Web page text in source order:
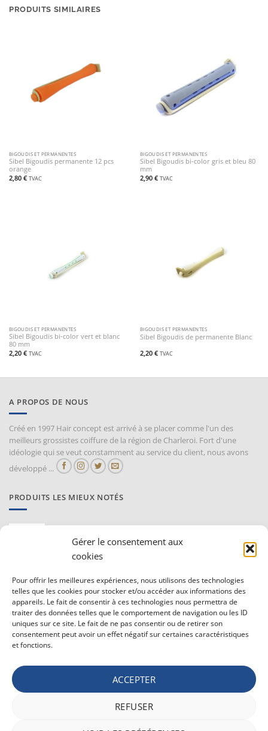
Gérer le consentement aux
cookies
Pour offrir les meilleures expériences, nous utilisons des technologies
telles que les cookies pour stocker et/ou accéder aux informations des
appareils. Le fait de consentir à ces technologies nous permettra de
traiter des données telles que le comportement de navigation ou les ID
uniques sur ce site. Le fait de ne pas consentir ou de retirer son
consentement peut avoir un effet négatif sur certaines caractéristiques
et fonctions.
ACCEPTER
REFUSER
PRODUITS SIMILAIRES
BIGOUDIS ET PERMANENTES
Sibel Bigoudis permanente 12 pcs
orange
2,80 € TVAC
BIGOUDIS ET PERMANENTES
Sibel Bigoudis bi-color gris et bleu 80
mm
2,90 € TVAC
BIGOUDIS ET PERMANENTES
Sibel Bigoudis bi-color vert et blanc
80 mm
2,20 € TVAC
BIGOUDIS ET PERMANENTES
Sibel Bigoudis de permanente Blanc
2,20 € TVAC
A PROPOS DE NOUS
Créé en 1997 Hair concept est arrivé à se placer comme l'un des
meilleurs grossistes coiffure de la région de Charleroi. Fort d'une
idéologie qui se veut constamment au service du client, nous avons
développé ...
PRODUITS LES MIEUX NOTÉS
Proraso Huile chaude pour la barbe
10,30€ TVAC
Barburys Bloc d'alun 75 gr
7,20€ TVAC
CONDITIONS GÉNÉRALE DE VENTE ET VIE PRIVÉE
Vie privée
Politique de confidentialité
MasterCard